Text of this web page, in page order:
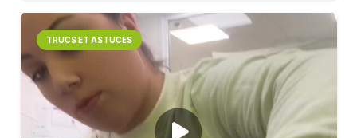
TRUCS ET ASTUCES